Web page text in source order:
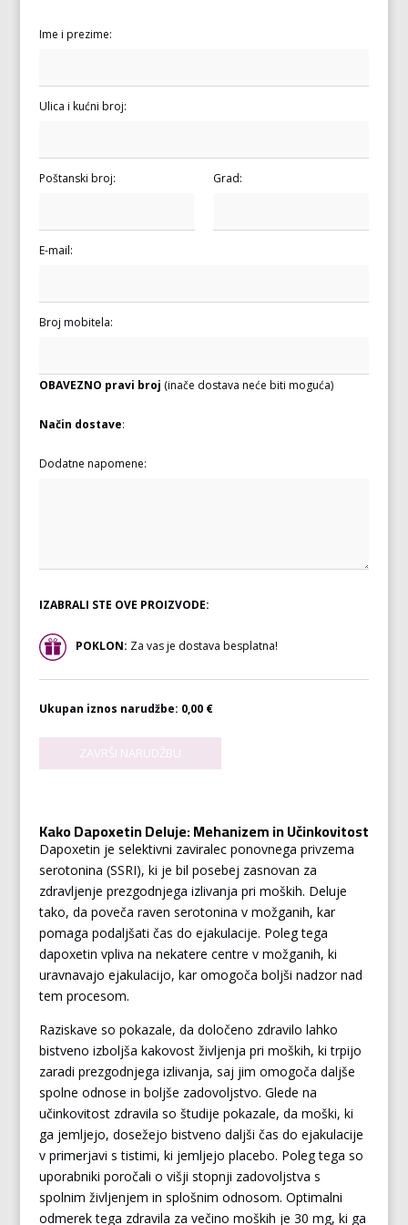
Ime i prezime:
Ulica i kućni broj:
Poštanski broj: Grad:
E-mail:
Broj mobitela:
OBAVEZNO pravi broj (inače dostava neće biti moguća)
Način dostave:
Dodatne napomene:
IZABRALI STE OVE PROIZVODE:
POKLON: Za vas je dostava besplatna!
Ukupan iznos narudžbe: 0,00 €
Kako Dapoxetin Deluje: Mehanizem in Učinkovitost
Dapoxetin je selektivni zaviralec ponovnega privzema
serotonina (SSRI), ki je bil posebej zasnovan za
zdravljenje prezgodnjega izlivanja pri moških. Deluje
tako, da poveča raven serotonina v možganih, kar
pomaga podaljšati čas do ejakulacije. Poleg tega
dapoxetin vpliva na nekatere centre v možganih, ki
uravnavajo ejakulacijo, kar omogoča boljši nadzor nad
tem procesom.
Raziskave so pokazale, da določeno zdravilo lahko
bistveno izboljša kakovost življenja pri moških, ki trpijo
zaradi prezgodnjega izlivanja, saj jim omogoča daljše
spolne odnose in boljše zadovoljstvo. Glede na
učinkovitost zdravila so študije pokazale, da moški, ki
ga jemljejo, dosežejo bistveno daljši čas do ejakulacije
v primerjavi s tistimi, ki jemljejo placebo. Poleg tega so
uporabniki poročali o višji stopnji zadovoljstva s
spolnim življenjem in splošnim odnosom. Optimalni
odmerek tega zdravila za večino moških je 30 mg, ki ga